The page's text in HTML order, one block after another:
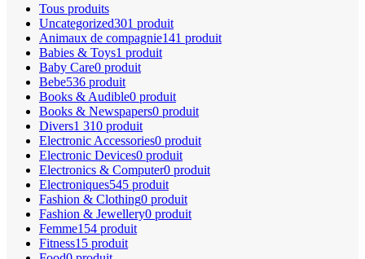
Tous produits
Uncategorized301 produit
Animaux de compagnie141 produit
Babies & Toys1 produit
Baby Care0 produit
Bebe536 produit
Books & Audible0 produit
Books & Newspapers0 produit
Divers1 310 produit
Electronic Accessories0 produit
Electronic Devices0 produit
Electronics & Computer0 produit
Electroniques545 produit
Fashion & Clothing0 produit
Fashion & Jewellery0 produit
Femme154 produit
Fitness15 produit